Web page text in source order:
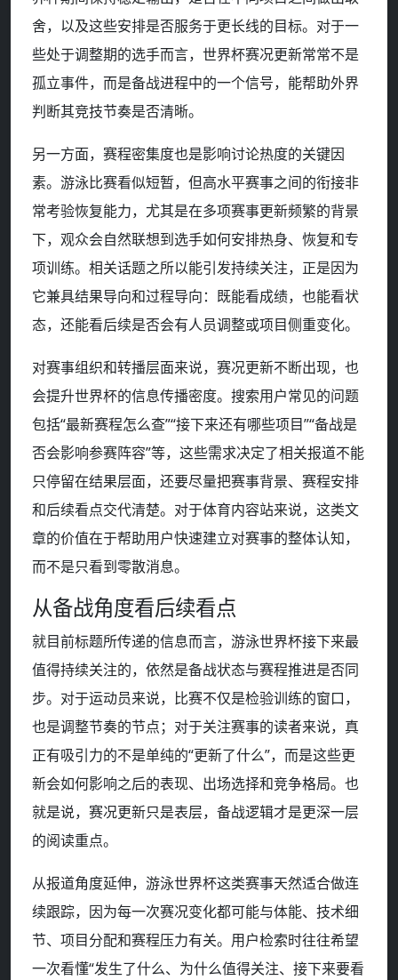
舍，以及这些安排是否服务于更长线的目标。对于一
些处于调整期的选手而言，世界杯赛况更新常常不是
孤立事件，而是备战进程中的一个信号，能帮助外界
判断其竞技节奏是否清晰。
另一方面，赛程密集度也是影响讨论热度的关键因
素。游泳比赛看似短暂，但高水平赛事之间的衔接非
常考验恢复能力，尤其是在多项赛事更新频繁的背景
下，观众会自然联想到选手如何安排热身、恢复和专
项训练。相关话题之所以能引发持续关注，正是因为
它兼具结果导向和过程导向：既能看成绩，也能看状
态，还能看后续是否会有人员调整或项目侧重变化。
对赛事组织和转播层面来说，赛况更新不断出现，也
会提升世界杯的信息传播密度。搜索用户常见的问题
包括“最新赛程怎么查”“接下来还有哪些项目”“备战是
否会影响参赛阵容”等，这些需求决定了相关报道不能
只停留在结果层面，还要尽量把赛事背景、赛程安排
和后续看点交代清楚。对于体育内容站来说，这类文
章的价值在于帮助用户快速建立对赛事的整体认知，
而不是只看到零散消息。
从备战角度看后续看点
就目前标题所传递的信息而言，游泳世界杯接下来最
值得持续关注的，依然是备战状态与赛程推进是否同
步。对于运动员来说，比赛不仅是检验训练的窗口，
也是调整节奏的节点；对于关注赛事的读者来说，真
正有吸引力的不是单纯的“更新了什么”，而是这些更
新会如何影响之后的表现、出场选择和竞争格局。也
就是说，赛况更新只是表层，备战逻辑才是更深一层
的阅读重点。
从报道角度延伸，游泳世界杯这类赛事天然适合做连
续跟踪，因为每一次赛况变化都可能与体能、技术细
节、项目分配和赛程压力有关。用户检索时往往希望
一次看懂“发生了什么、为什么值得关注、接下来要看